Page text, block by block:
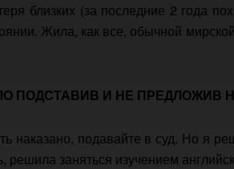
близких (за последние 2 года
Жила, как все, обычной
ПОДСТАВИВ И НЕ ПРЕДЛОЖИВ
наказано, подавайте в суд. Но я
заняться изучением